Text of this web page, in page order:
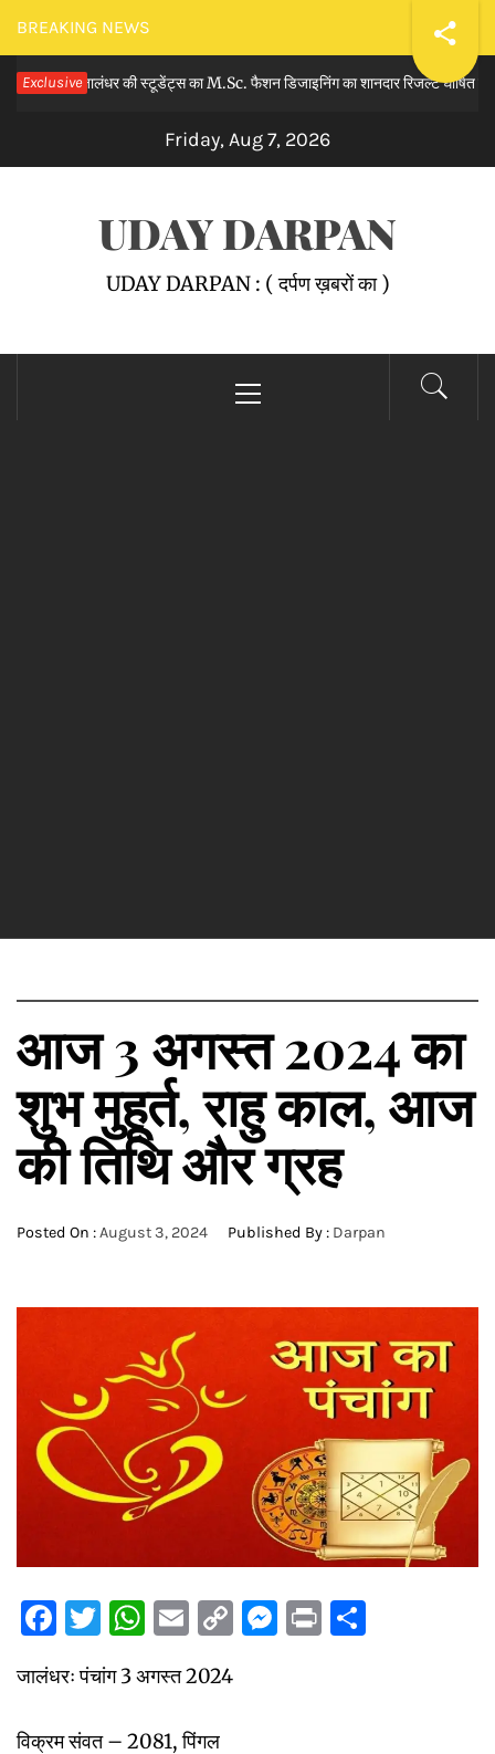
Skip
to
content
BREAKING NEWS
Exclusive
जालंधर की स्टूडेंट्स का M.Sc. फैशन डिजाइनिंग का शानदार रिजल्ट घोषित किया।
Friday, Aug 7, 2026
UDAY DARPAN
UDAY DARPAN : ( दर्पण ख़बरों का )
Menu
आज 3 अगस्त 2024 का
शुभ मुहूर्त, राहु काल, आज
की तिथि और ग्रह
Posted On :August 3, 2024 Published By : Darpan
Facebook
Twitter
WhatsApp
Email
CopyMessenger
Print
जालंधरः पंचांग 3 अगस्त 2024
विक्रम संवत – 2081, पिंगल